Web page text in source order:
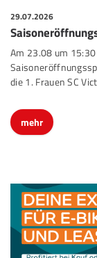
29.07.2026
Am 23.08 um
die 1. Frauen SC
mehr